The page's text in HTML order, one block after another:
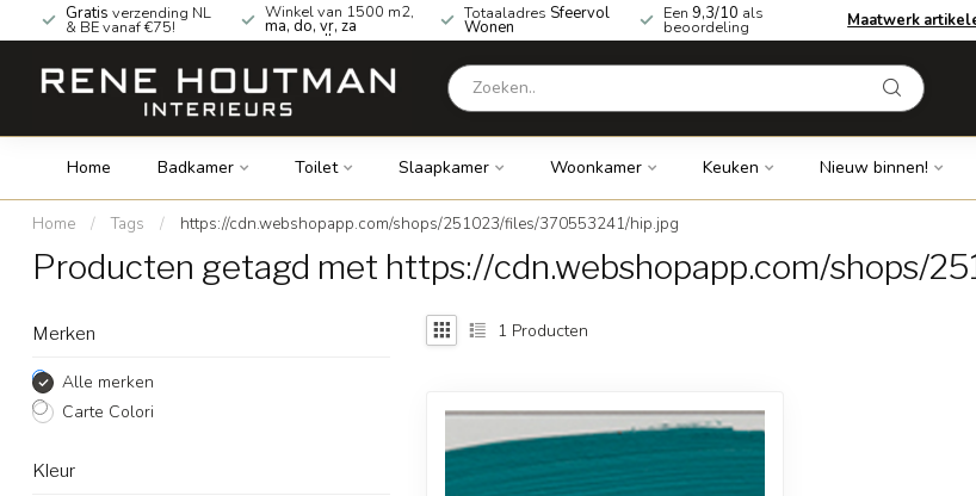
Gratis verzending NL
& BE vanaf €75!
Winkel van 1500 m2,
ma, do, vr, za
geopend!
Totaaladres Sfeervol
Wonen
Een 9,3/10 als
beoordeling Maatwerk
Home Badkamer Toilet Slaapkamer Woonkamer Keuken Nieuw binnen!
Home / Tags / https://cdn.webshopapp.com/shops/251023/files/370553241/hip.jpg
Producten getagd met https://cdn.webshopapp.com/shops/
Merken
Alle merken
Carte Colori
Kleur
1 Producten